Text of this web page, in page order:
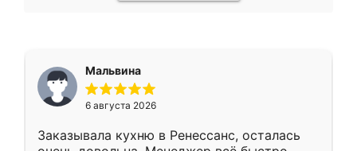
Мальвина
6 августа 2026
Заказывала кухню в Ренессанс, осталась